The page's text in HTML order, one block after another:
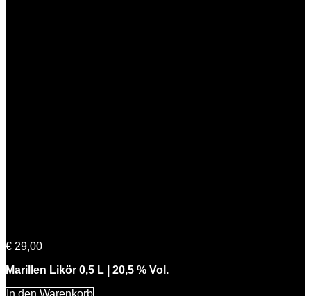
€ 29,00
Marillen Likör 0,5 L | 20,5 % Vol.
In den Warenkorb